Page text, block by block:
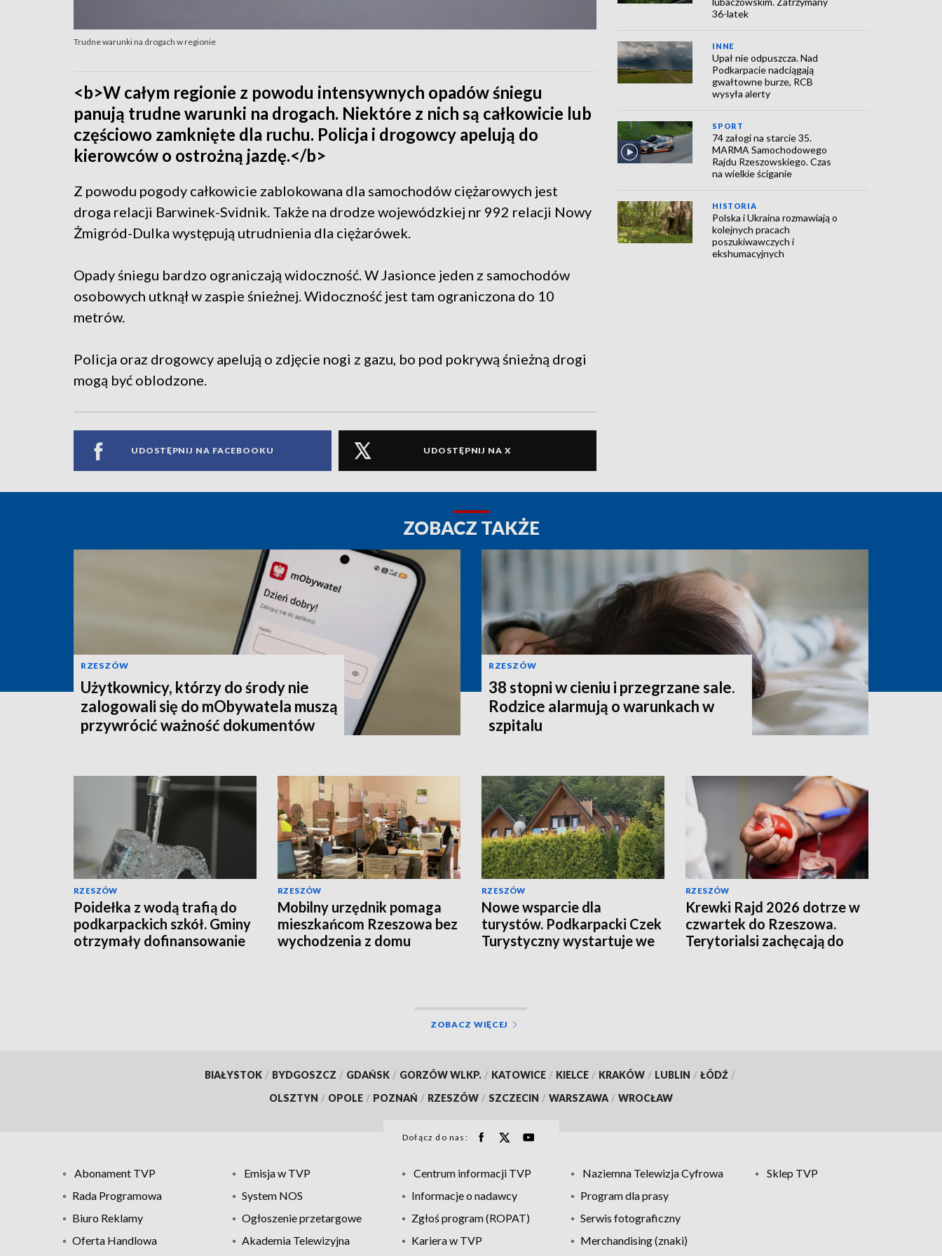
Trudne warunki na drogach w regionie
<b>W całym regionie z powodu intensywnych opadów śniegu
panują trudne warunki na drogach. Niektóre z nich są całkowicie lub
częściowo zamknięte dla ruchu. Policja i drogowcy apelują do
kierowców o ostrożną jazdę.</b>
Z powodu pogody całkowicie zablokowana dla samochodów ciężarowych jest
droga relacji Barwinek-Svidnik. Także na drodze wojewódzkiej nr 992 relacji Nowy
Żmigród-Dulka występują utrudnienia dla ciężarówek.
Opady śniegu bardzo ograniczają widoczność. W Jasionce jeden z samochodów
osobowych utknął w zaspie śnieżnej. Widoczność jest tam ograniczona do 10
metrów.
Policja oraz drogowcy apelują o zdjęcie nogi z gazu, bo pod pokrywą śnieżną drogi
mogą być oblodzone.
UDOSTĘPNIJ NA FACEBOOKU UDOSTĘPNIJ NA X
36-latek
INNE
Upał nie odpuszcza. Nad
Podkarpacie nadciągają
gwałtowne burze, RCB
wysyła alerty
SPORT
74 załogi na starcie 35.
MARMA Samochodowego
Rajdu Rzeszowskiego. Czas
na wielkie ściganie
HISTORIA
Polska i Ukraina rozmawiają o
kolejnych pracach
poszukiwawczych i
ekshumacyjnych
ZOBACZ TAKŻE
RZESZÓW
Użytkownicy, którzy do środy nie
zalogowali się do mObywatela muszą
przywrócić ważność dokumentów
RZESZÓW
38 stopni w cieniu i przegrzane sale.
Rodzice alarmują o warunkach w
szpitalu
RZESZÓW
Poidełka z wodą trafią do
podkarpackich szkół. Gminy
otrzymały dofinansowanie
RZESZÓW
Mobilny urzędnik pomaga
mieszkańcom Rzeszowa bez
wychodzenia z domu
RZESZÓW
Nowe wsparcie dla
turystów. Podkarpacki Czek
Turystyczny wystartuje we
RZESZÓW
Krewki Rajd 2026 dotrze w
czwartek do Rzeszowa.
Terytorialsi zachęcają do
ZOBACZ WIĘCEJ
BIAŁYSTOK / BYDGOSZCZ / GDAŃSK / GORZÓW WLKP. / KATOWICE / KIELCE / KRAKÓW / LUBLIN / ŁÓDŹ /
OLSZTYN / OPOLE / POZNAŃ / RZESZÓW / SZCZECIN / WARSZAWA / WROCŁAW
Dołącz do nas:
Abonament TVP Emisja w TVP Centrum informacji TVP Naziemna Telewizja Cyfrowa
Sklep TVP
Rada Programowa
System NOS Informacje o nadawcy
Program dla prasy
Biuro Reklamy
Ogłoszenie przetargowe Zgłoś program (ROPAT)
Serwis fotograficzny
Oferta Handlowa
Akademia Telewizyjna Kariera w TVP
Merchandising (znaki)